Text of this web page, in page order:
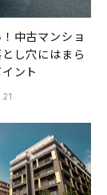
中古マンショ
し穴にはまら
ント